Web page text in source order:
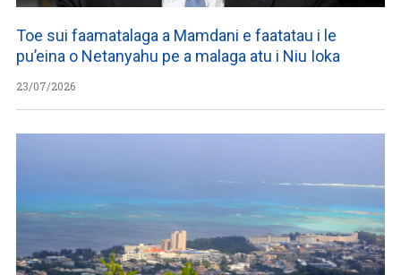
Toe sui faamatalaga a Mamdani e faatatau i le
pu’eina o Netanyahu pe a malaga atu i Niu Ioka
23/07/2026